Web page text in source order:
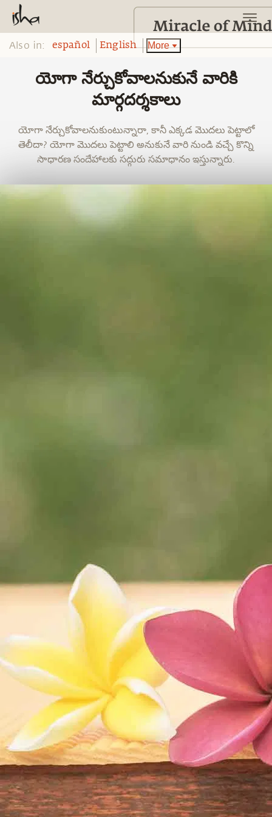
Also in: español English More
యోగా నేర్చుకోవాలనుకునే వారికి
మార్గదర్శకాలు
యోగా నేర్చుకోవాలనుకుంటున్నారా, కానీ ఎక్కడ మొదలు పెట్టాలో
తెలీదా? యోగా మొదలు పెట్టాలి అనుకునే వారి నుండి వచ్చే కొన్ని
సాధారణ సందేహాలకు సద్గురు సమాధానం ఇస్తున్నారు.